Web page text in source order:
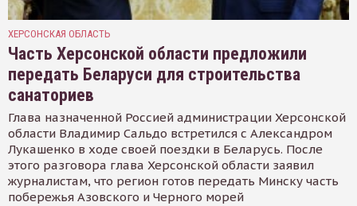
ХЕРСОНСКАЯ ОБЛАСТЬ
Часть Херсонской области предложили
передать Беларуси для строительства
санаториев
Глава назначенной Россией администрации Херсонской
области Владимир Сальдо встретился с Александром
Лукашенко в ходе своей поездки в Беларусь. После
этого разговора глава Херсонской области заявил
журналистам, что регион готов передать Минску часть
побережья Азовского и Черного морей